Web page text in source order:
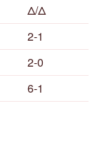
Δ/Δ
2-1
2-0
6-1